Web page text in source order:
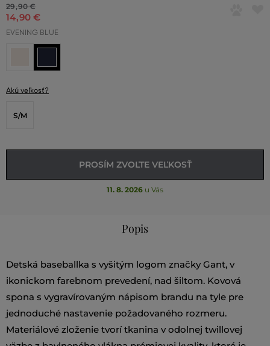
29,90 €
14,90 €
EVENING BLUE
Akú veľkosť?
S/M
PROSÍM ZVOĽTE VEĽKOSŤ
11. 8. 2026 u Vás
Popis
Detská baseballka s vyšitým logom značky Gant, v
ikonickom farebnom prevedení, nad šiltom. Kovová
spona s vygravírovaným nápisom brandu na tyle pre
jednoduché nastavenie požadovaného rozmeru.
Materiálové zloženie tvorí tkanina v odolnej twillovej